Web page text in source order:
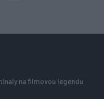
na filmovou legendu